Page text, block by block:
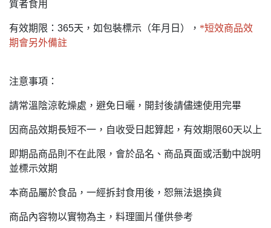
質者食用
有效期限：365天，如包裝標示（年月日）， *短效商品效
期會另外備註
注意事項：
請常溫陰涼乾燥處，避免日曬，開封後請儘速使用完畢
因商品效期長短不一，自收受日起算起，有效期限60天以上
即期品商品則不在此限，會於品名、商品頁面或活動中說明
並標示效期
本商品屬於食品，一經拆封食用後，恕無法退換貨
商品內容物以實物為主，料理圖片僅供參考